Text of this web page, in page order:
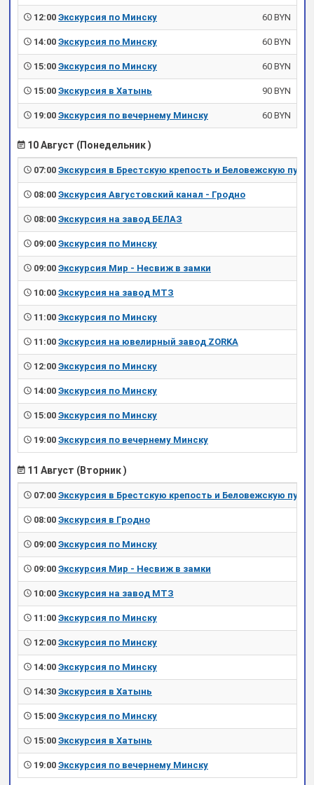
12:00 Экскурсия по Минску 60 BYN
14:00 Экскурсия по Минску 60 BYN
15:00 Экскурсия по Минску 60 BYN
15:00 Экскурсия в Хатынь 90 BYN
19:00 Экскурсия по вечернему Минску 60 BYN
10 Август (Понедельник )
07:00 Экскурсия в Брестскую крепость и Беловежскую пущу
08:00 Экскурсия Августовский канал - Гродно
08:00 Экскурсия на завод БЕЛАЗ
09:00 Экскурсия по Минску
09:00 Экскурсия Мир - Несвиж в замки
10:00 Экскурсия на завод МТЗ
11:00 Экскурсия по Минску
11:00 Экскурсия на ювелирный завод ZORKA
12:00 Экскурсия по Минску
14:00 Экскурсия по Минску
15:00 Экскурсия по Минску
19:00 Экскурсия по вечернему Минску
11 Август (Вторник )
07:00 Экскурсия в Брестскую крепость и Беловежскую пущу
08:00 Экскурсия в Гродно
09:00 Экскурсия по Минску
09:00 Экскурсия Мир - Несвиж в замки
10:00 Экскурсия на завод МТЗ
11:00 Экскурсия по Минску
12:00 Экскурсия по Минску
14:00 Экскурсия по Минску
14:30 Экскурсия в Хатынь
15:00 Экскурсия по Минску
15:00 Экскурсия в Хатынь
19:00 Экскурсия по вечернему Минску